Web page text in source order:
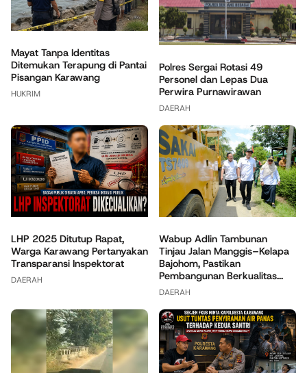
Mayat Tanpa Identitas
Ditemukan Terapung di Pantai
Pisangan Karawang
HUKRIM
Polres Sergai Rotasi 49
Personel dan Lepas Dua
Perwira Purnawirawan
DAERAH
LHP 2025 Ditutup Rapat,
Warga Karawang Pertanyakan
Transparansi Inspektorat
DAERAH
Wabup Adlin Tambunan
Tinjau Jalan Manggis–Kelapa
Bajohom, Pastikan
Pembangunan Berkualitas...
DAERAH